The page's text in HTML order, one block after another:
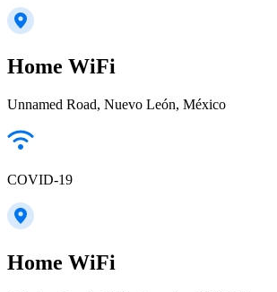
Home WiFi
Unnamed Road, Nuevo León, México
COVID-19
Home WiFi